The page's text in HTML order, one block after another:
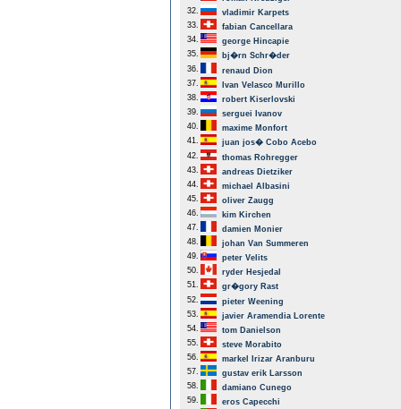
32.
vladimir Karpets
33.
fabian Cancellara
34.
george Hincapie
35.
bj�rn Schr�der
36.
renaud Dion
37.
Ivan Velasco Murillo
38.
robert Kiserlovski
39.
serguei Ivanov
40.
maxime Monfort
41.
juan jos� Cobo Acebo
42.
thomas Rohregger
43.
andreas Dietziker
44.
michael Albasini
45.
oliver Zaugg
46.
kim Kirchen
47.
damien Monier
48.
johan Van Summeren
49.
peter Velits
50.
ryder Hesjedal
51.
gr�gory Rast
52.
pieter Weening
53.
javier Aramendia Lorente
54.
tom Danielson
55.
steve Morabito
56.
markel Irizar Aranburu
57.
gustav erik Larsson
58.
damiano Cunego
59.
eros Capecchi